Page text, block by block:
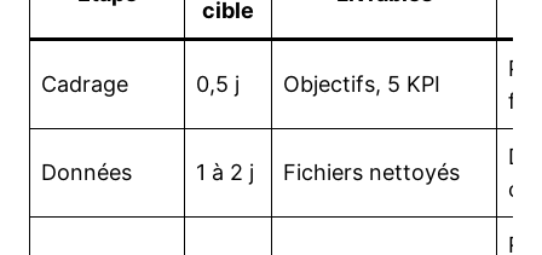
cible
Cadrage 0,5 j Objectifs, 5 KPI
Données 1 à 2 j Fichiers nettoyés